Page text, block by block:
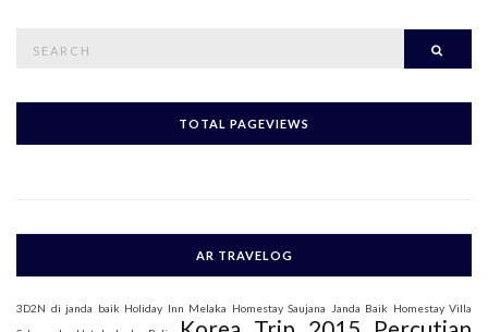
c
f
TOTAL PAGEVIEWS
AR TRAVELOG
3D2N di janda baik Holiday Inn Melaka Homestay Saujana Janda Baik Homestay Villa